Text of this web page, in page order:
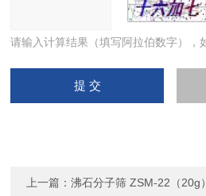
请输入计算结果（填写阿拉伯数字），
上一篇：沸石分子筛 ZSM-22（20g）